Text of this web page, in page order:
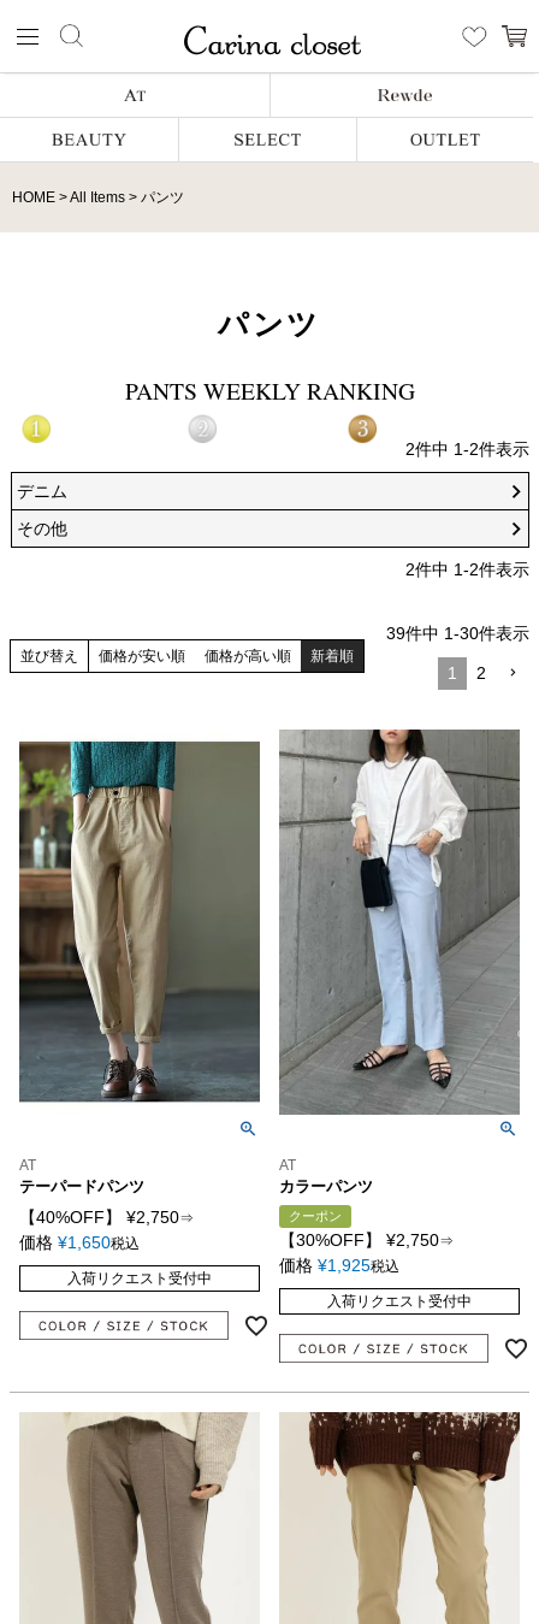
HOME All Items パンツ
パンツ
PANTS WEEKLY RANKING
2件中 1-2件表示
デニム
その他
2件中 1-2件表示
並び替え 価格が安い順 価格が高い順 新着順
39件中 1-30件表示
1 2
AT
テーパードパンツ
【40%OFF】 ¥2,750⇒
価格 ¥1,650税込
入荷リクエスト受付中
AT
カラーパンツ
クーポン
【30%OFF】 ¥2,750⇒
価格 ¥1,925税込
入荷リクエスト受付中